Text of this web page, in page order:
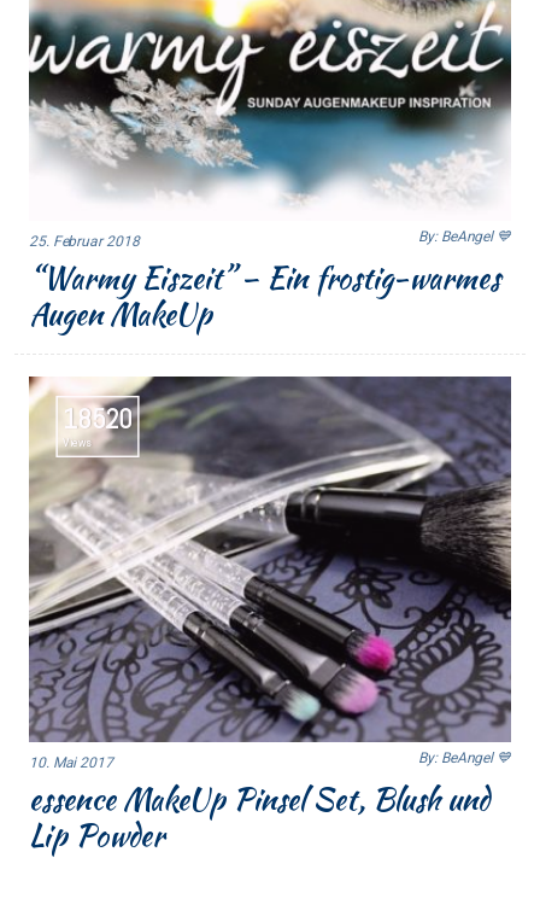
25. Februar 2018 By: BeAngel 💙
“Warmy Eiszeit” – Ein frostig-warmes
Augen MakeUp
18520
Views
10. Mai 2017 By: BeAngel 💙
essence MakeUp Pinsel Set, Blush und
Lip Powder